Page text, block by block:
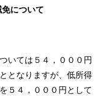
について
いては５４，０００円
となりますが、低所得
５４，０００円として